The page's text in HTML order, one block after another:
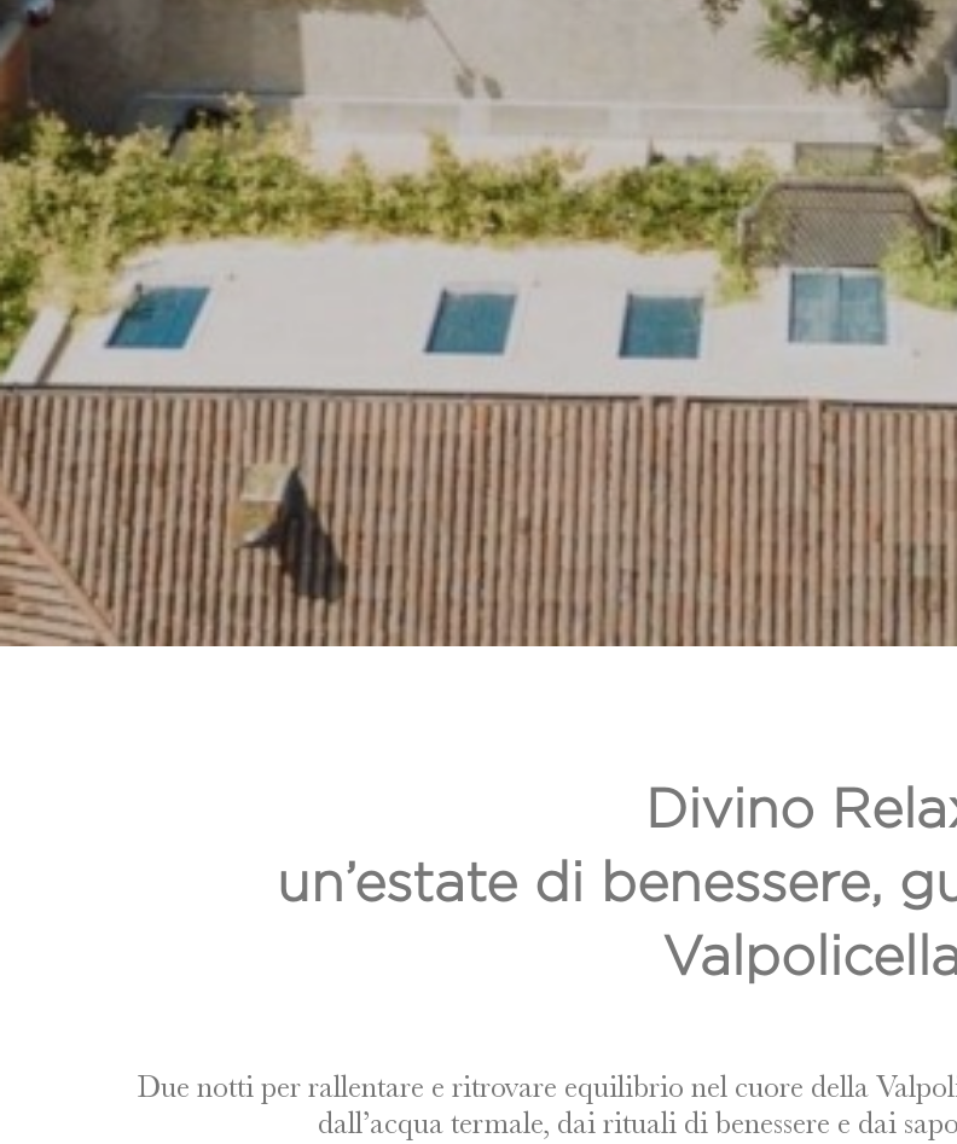
Divino
un’estate di benessere,
Due notti per rallentare e ritrovare equilibrio nel cuore della
dall’acqua termale, dai rituali di benessere e dai